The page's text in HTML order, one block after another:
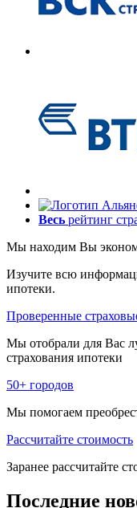
Весь рейтинг
Мы находим Вы
Изучите всю
ипотеки.
Проверенные
Мы отобрали для Вас
страхования ипотеки
50+ городов
Мы помогаем
Рассчитайте стоимость
Заранее рассчитайте
Последние